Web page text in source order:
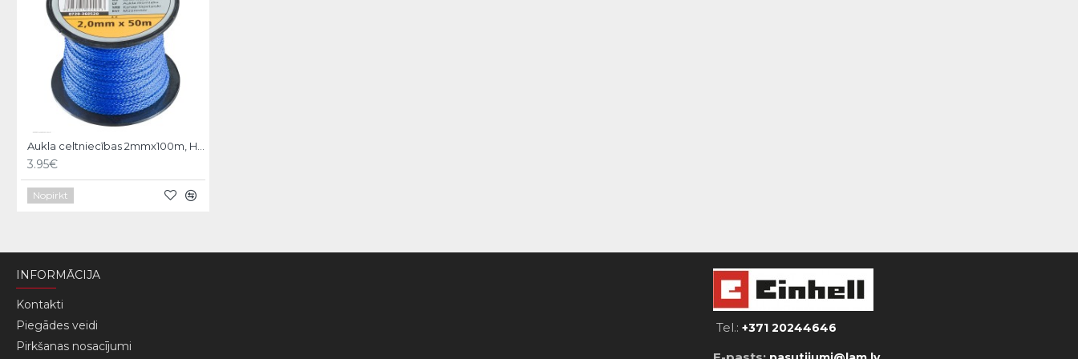
3.95€
Nopirkt
INFORMĀCIJA
Kontakti
Piegādes veidi
Pirkšanas nosacījumi
Tel.:+371 20244646